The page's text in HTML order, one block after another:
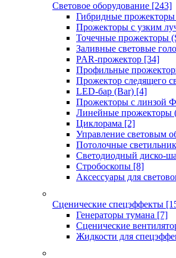
Световое оборудование [243]
Гибридные прожекторы
Прожекторы с узким
Точечные прожекторы
Заливные световые
PAR-прожектор [34]
Профильные
Прожектор следящего
LED-бар (Bar) [4]
Прожекторы с линзой
Линейные прожекторы
Циклорама [2]
Управление световым
Потолочные
Светодиодный диско-
Стробоскопы [8]
Аксессуары для
Сценические спецэффекты
Генераторы тумана [7]
Сценические
Жидкости для